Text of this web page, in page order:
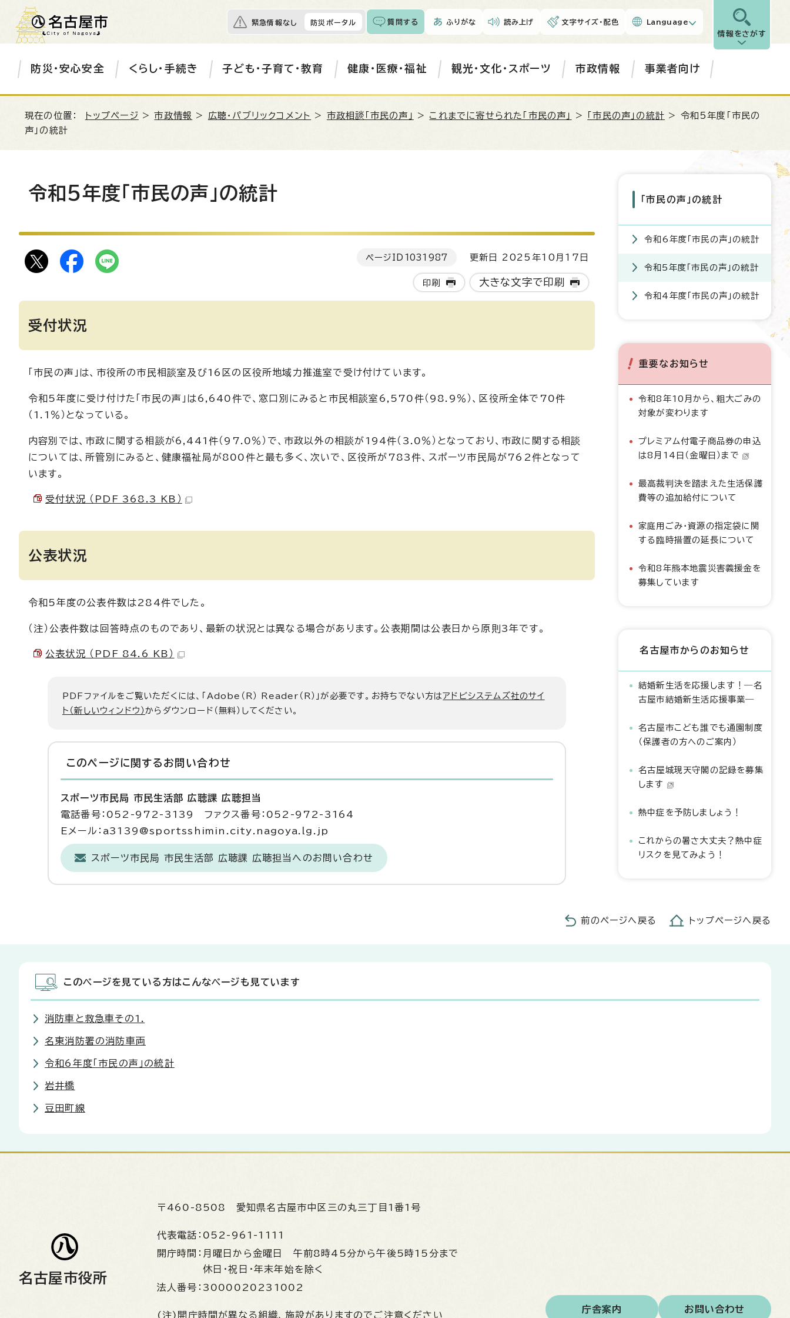
緊急情報なし 防災ポータル 質問する ふりがな 読み上げ 文字サイズ・配色 Language
情報をさがす
防災・安心安全 くらし・手続き 子ども・子育て・教育 健康・医療・福祉 観光・文化・スポーツ 市政情報 事業者向け
現在の位置： トップページ >市政情報 > 広聴・パブリックコメント > 市政相談「市民の声」 > これまでに寄せられた「市民の声」 > 「市民の声」の統計 > 令和5年度「市民の
声」の統計
令和5年度「市民の声」の統計
ページID 1031987 更新日 2025年10月17日
印刷 大きな文字で印刷
受付状況
「市民の声」は、市役所の市民相談室及び16区の区役所地域力推進室で受け付けています。
令和5年度に受け付けた「市民の声」は6,640件で、窓口別にみると市民相談室6,570件（98.9％）、区役所全体で70件
（1.1％）となっている。
内容別では、市政に関する相談が6,441件（97.0％）で、市政以外の相談が194件（3.0％）となっており、市政に関する相談
については、所管別にみると、健康福祉局が800件と最も多く、次いで、区役所が783件、スポーツ市民局が762件となって
います。
受付状況 （PDF 368.3 KB）
公表状況
令和5年度の公表件数は284件でした。
（注）公表件数は回答時点のものであり、最新の状況とは異なる場合があります。公表期間は公表日から原則3年です。
公表状況 （PDF 84.6 KB）
PDFファイルをご覧いただくには、「Adobe（R） Reader（R）」が必要です。お持ちでない方はアドビシステムズ社のサイ
ト（新しいウィンドウ）からダウンロード（無料）してください。
このページに関する お問い合わせ
スポーツ市民局 市民生活部 広聴課 広聴担当
電話番号：052-972-3139 ファクス番号：052-972-3164
Eメール：a3139@sportsshimin.city.nagoya.lg.jp
スポーツ市民局 市民生活部 広聴課 広聴担当へのお問い合わせ
「市民の声」の統計
令和6年度「市民の声」の統計
令和5年度「市民の声」の統計
令和4年度「市民の声」の統計
重要なお知らせ
令和8年10月から、粗大ごみの
対象が変わります
プレミアム付電子商品券の申込
は8月14日（金曜日）まで
最高裁判決を踏まえた生活保護
費等の追加給付について
家庭用ごみ・資源の指定袋に関
する臨時措置の延長について
令和8年熊本地震災害義援金を
募集しています
名古屋市からのお知らせ
結婚新生活を応援します！―名
古屋市結婚新生活応援事業―
名古屋市こども誰でも通園制度
（保護者の方へのご案内）
名古屋城現天守閣の記録を募集
します
熱中症を予防しましょう！
これからの暑さ大丈夫？熱中症
リスクを見てみよう！
前のページへ戻る トップページへ戻る
このページを見ている方はこんなページも見ています
消防車と救急車その1.
名東消防署の消防車両
令和6年度「市民の声」の統計
岩井橋
豆田町線
名古屋市役所
〒460-8508 愛知県名古屋市中区三の丸三丁目1番1号
代表電話： 052-961-1111
開庁時間： 月曜日から金曜日 午前8時45分から午後5時15分まで
休日・祝日・年末年始を除く
法人番号： 3000020231002
(注)開庁時間が異なる組織、施設がありますのでご注意ください
庁舎案内 お問い合わせ